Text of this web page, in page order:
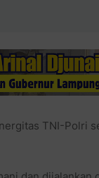
TNI-Polri